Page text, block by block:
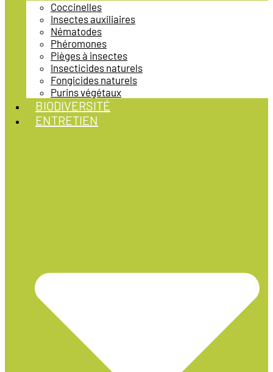
Coccinelles
Insectes auxiliaires
Nématodes
Phéromones
Pièges à insectes
Insecticides naturels
Fongicides naturels
Purins végétaux
BIODIVERSITÉ
ENTRETIEN